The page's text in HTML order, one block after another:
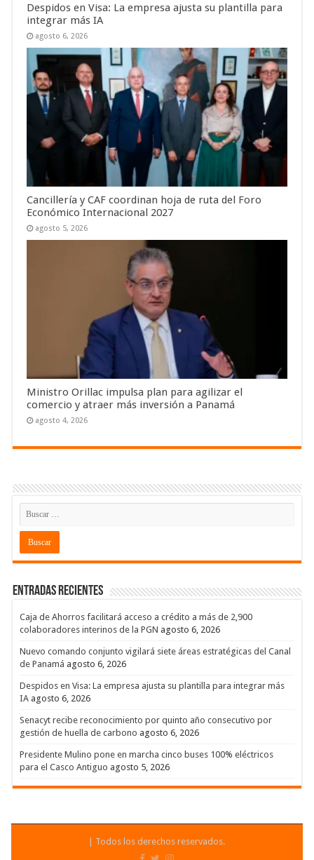
Despidos en Visa: La empresa ajusta su plantilla para
integrar más IA
agosto 6, 2026
Cancillería y CAF coordinan hoja de ruta del Foro
Económico Internacional 2027
agosto 5, 2026
Ministro Orillac impulsa plan para agilizar el
comercio y atraer más inversión a Panamá
agosto 4, 2026
Entradas recientes
Caja de Ahorros facilitará acceso a crédito a más de 2,900
colaboradores interinos de la PGN agosto 6, 2026
Nuevo comando conjunto vigilará siete áreas estratégicas del Canal
de Panamá agosto 6, 2026
Despidos en Visa: La empresa ajusta su plantilla para integrar más
IA agosto 6, 2026
Senacyt recibe reconocimiento por quinto año consecutivo por
gestión de huella de carbono agosto 6, 2026
Presidente Mulino pone en marcha cinco buses 100% eléctricos
para el Casco Antiguo agosto 5, 2026
| Todos los derechos reservados.